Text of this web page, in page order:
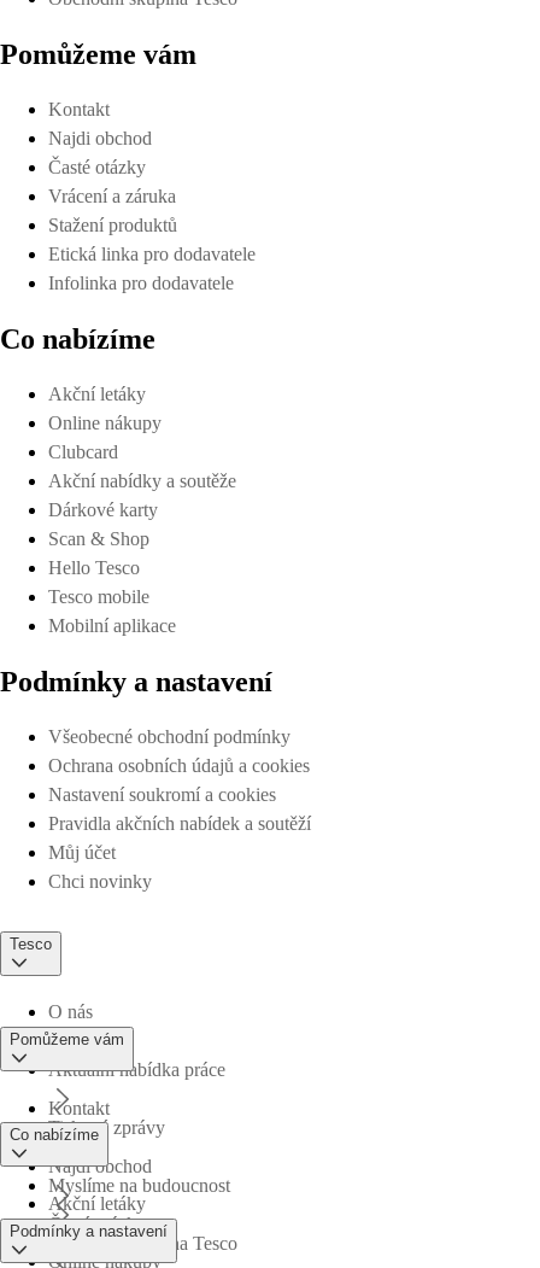
Pomůžeme vám
Kontakt
Najdi obchod
Časté otázky
Vrácení a záruka
Stažení produktů
Etická linka pro dodavatele
Infolinka pro dodavatele
Co nabízíme
Akční letáky
Online nákupy
Clubcard
Akční nabídky a soutěže
Dárkové karty
Scan & Shop
Hello Tesco
Tesco mobile
Mobilní aplikace
Podmínky a nastavení
Všeobecné obchodní podmínky
Ochrana osobních údajů a cookies
Nastavení soukromí a cookies
Pravidla akčních nabídek a soutěží
Můj účet
Chci novinky
Tesco
O nás
Aktuální nabídka práce
Tiskové zprávy
Myslíme na budoucnost
Obchodní skupina Tesco
Pomůžeme vám
Kontakt
Najdi obchod
Časté otázky
Co nabízíme
Akční letáky
Online nákupy
Podmínky a nastavení